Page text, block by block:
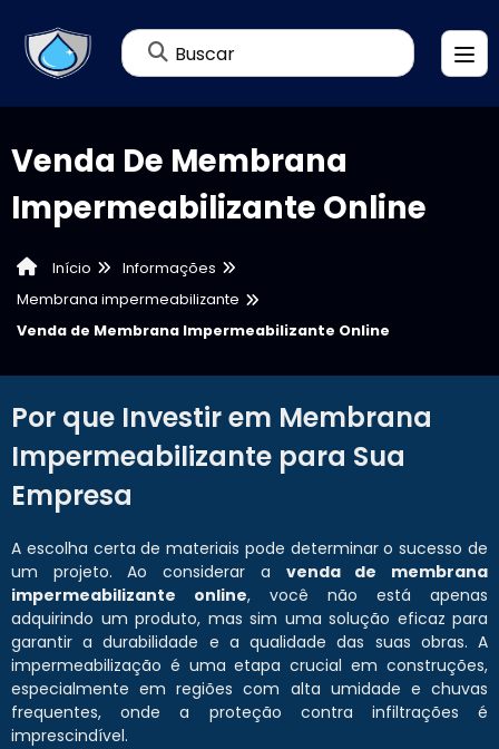
Buscar
Venda De Membrana
Impermeabilizante Online
Início
Informações
Membrana impermeabilizante
Venda de Membrana Impermeabilizante Online
Por que Investir em Membrana
Impermeabilizante para Sua
Empresa
A escolha certa de materiais pode determinar o sucesso de
um projeto. Ao considerar a venda de membrana
impermeabilizante online, você não está apenas
adquirindo um produto, mas sim uma solução eficaz para
garantir a durabilidade e a qualidade das suas obras. A
impermeabilização é uma etapa crucial em construções,
especialmente em regiões com alta umidade e chuvas
frequentes, onde a proteção contra infiltrações é
imprescindível.